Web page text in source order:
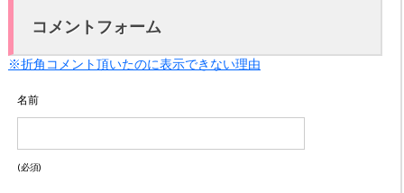
コメントフォーム
※折角コメント頂いたのに表示できない理由
名前
(必須)